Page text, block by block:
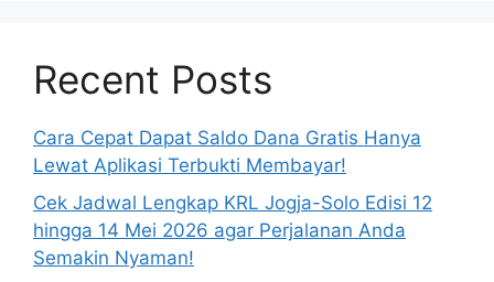
Recent Posts
Cara Cepat Dapat Saldo Dana Gratis Hanya
Lewat Aplikasi Terbukti Membayar!
Cek Jadwal Lengkap KRL Jogja-Solo Edisi 12
hingga 14 Mei 2026 agar Perjalanan Anda
Semakin Nyaman!